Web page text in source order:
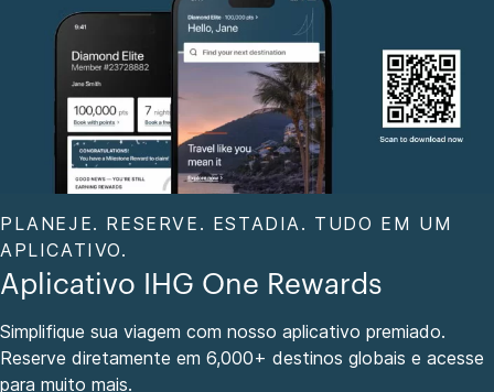
PLANEJE. RESERVE. ESTADIA. TUDO EM UM
APLICATIVO.
Aplicativo IHG One Rewards
Simplifique sua viagem com nosso aplicativo premiado.
Reserve diretamente em 6,000+ destinos globais e acesse
para muito mais.